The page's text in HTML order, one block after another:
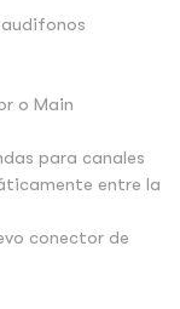
o Main
para canales
entre la
conector de